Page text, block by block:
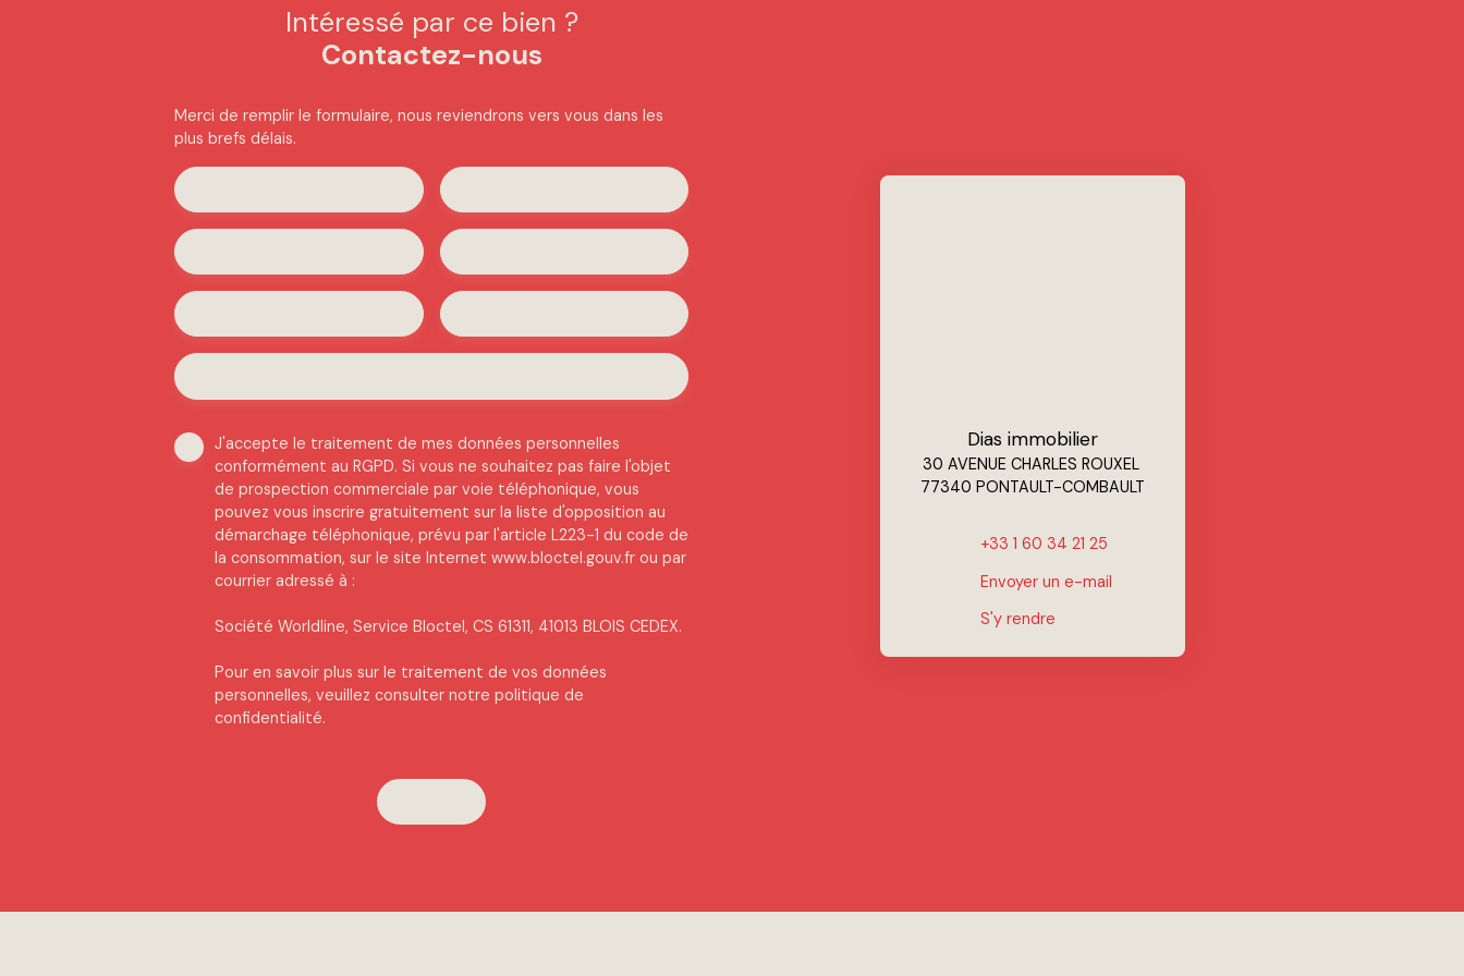
Intéressé par ce bien ?
Contactez-nous
Merci de remplir le formulaire, nous reviendrons vers vous dans les
plus brefs délais.
J'accepte le traitement de mes données personnelles
conformément au RGPD. Si vous ne souhaitez pas faire l'objet
de prospection commerciale par voie téléphonique, vous
pouvez vous inscrire gratuitement sur la liste d'opposition au
démarchage téléphonique, prévu par l'article L223-1 du code de
la consommation, sur le site Internet www.bloctel.gouv.fr ou par
courrier adressé à :
Société Worldline, Service Bloctel, CS 61311, 41013 BLOIS CEDEX.
Pour en savoir plus sur le traitement de vos données
personnelles, veuillez consulter notre politique de
confidentialité.
Dias immobilier
30 AVENUE CHARLES ROUXEL
77340 PONTAULT-COMBAULT
+33 1 60 34 21 25
Envoyer un e-mail
S'y rendre